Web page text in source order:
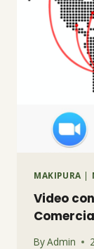
MAKIPURA |
Video
ByAdmin